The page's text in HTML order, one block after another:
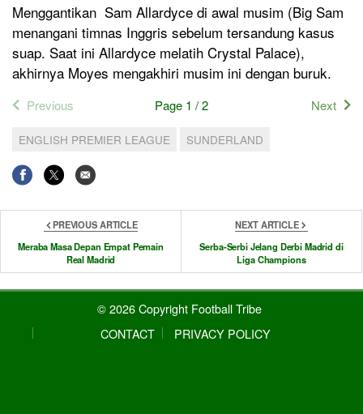
Menggantikan Sam Allardyce di awal musim (Big Sam
menangani timnas Inggris sebelum tersandung kasus
suap. Saat ini Allardyce melatih Crystal Palace),
akhirnya Moyes mengakhiri musim ini dengan buruk.
Previous Page 1 / 2 Next
ENGLISH PREMIER LEAGUE SUNDERLAND
PREVIOUS ARTICLE
Meraba Masa Depan Empat Pemain
Real Madrid
NEXT ARTICLE
Serba-Serbi Jelang Derbi Madrid di
Liga Champions
© 2026 Copyright Football Tribe
CONTACT
PRIVACY POLICY